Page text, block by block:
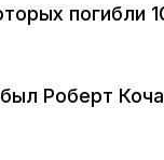
погибли
Роберт